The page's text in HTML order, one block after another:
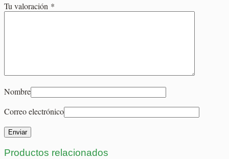
Tu valoración *
Nombre
Correo electrónico
Productos relacionados